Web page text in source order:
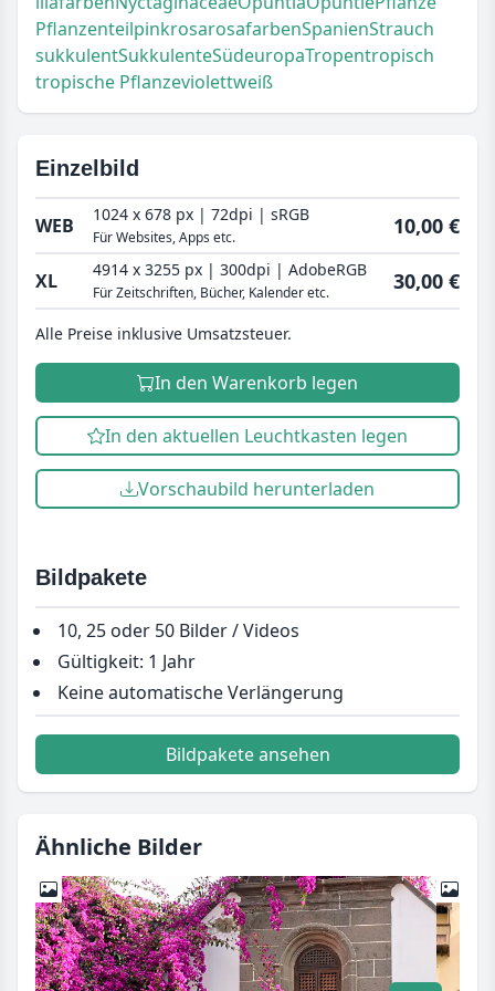
PflanzenteilpinkrosarosafarbenSpanienStrauch
sukkulentSukkulenteSüdeuropaTropentropisch
tropische Pflanzeviolettweiß
Einzelbild
WEB 1024 x 678 px | 72dpi | sRGB
Für Websites, Apps etc. 10,00 €
XL 4914 x 3255 px | 300dpi | AdobeRGB
Für Zeitschriften, Bücher, Kalender etc. 30,00 €
Alle Preise inklusive Umsatzsteuer.
In den Warenkorb legen
In den aktuellen Leuchtkasten legen
Vorschaubild herunterladen
Bildpakete
10, 25 oder 50 Bilder / Videos
Gültigkeit: 1 Jahr
Keine automatische Verlängerung
Bildpakete ansehen
Ähnliche Bilder